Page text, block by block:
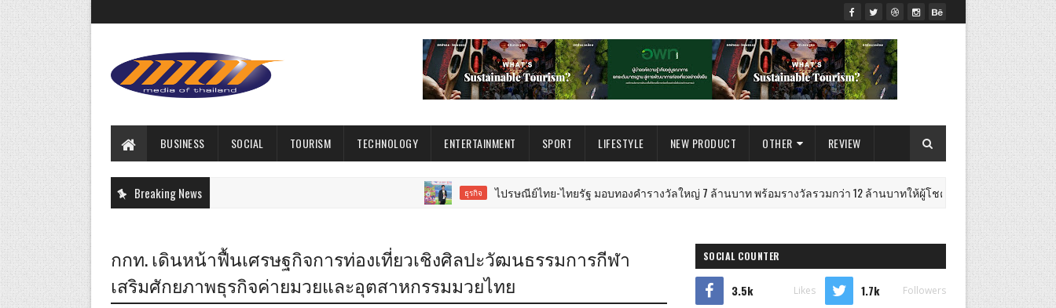
BUSINESS SOCIAL TOURISM TECHNOLOGY ENTERTAINMENT SPORT LIFESTYLE NEW PRODUCT OTHER REVIEW
Breaking News ธุรกิจ ไปรษณีย์ไทย-ไทยรัฐ มอบทองคำรางวัลใหญ่ 7 ล้านบาท พร้อมรางวัลรวมกว่า 12 ล้านบาทให้ผู้โชคดีกิจกรรม "เชียร์บอลให้มัน เฮลั่นรั
กกท. เดินหน้าฟื้นเศรษฐกิจการท่องเที่ยวเชิงศิลปะวัฒนธรรมการกีฬา
เสริมศักยภาพธุรกิจค่ายมวยและอุตสาหกรรมมวยไทย
SOCIAL COUNTER
3.5k Likes 1.7k Followers